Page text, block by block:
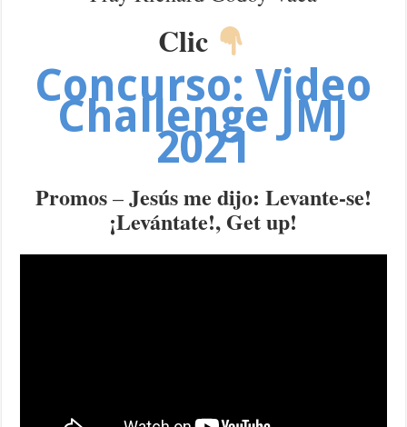
Clic
Concurso:Video
Challenge JMJ
2021
Promos–Jesús me dijo: Levante-se!
¡Levántate!, Get up!